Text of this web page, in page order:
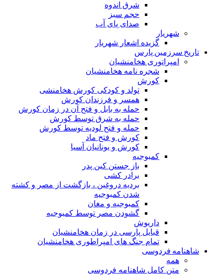
شرق اندوه
حجم سبز
صدای پای آب
شهریار
گزیده اشعار شهریار
تاریخ سرزمین پارس
امپراتوری هخامنشیان
شجره نامه هخامنشیان
کورش
تولد و کودکی کورش هخامنشی
همسر و فرزندان کورش
حمله به بابل و فتح آن در زمان کورش
حمله به شرق توسط کورش
حمله و فتح لودیه توسط کورش
کورش و فتح ماد
کورش و یونانیان آسیا
کمبوجیه
باز جستن کین پدر
برادر کشی
بردیه دروغین ، بازگشت از مصر و کشته
شدن کمبوجیه
کمبوجیه و مغان
گشودن مصر توسط کمبوجیه
داریوش
قبایل پارسی در زمان هخامنشیان
تمام جنگ های امپراطوری هخامنشیان
شاهنامه فردوسی
همه
متن کامل شاهنامه فردوسی